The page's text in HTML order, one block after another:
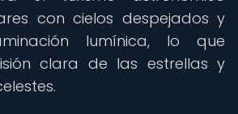
con cielos despejados y
lumínica, lo que
clara de las estrellas y